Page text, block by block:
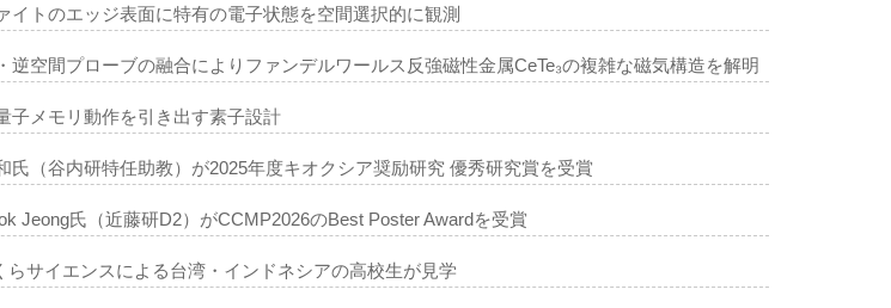
イトのエッジ表面に特有の電子状態を空間選択的に観測
逆空間プローブの融合によりファンデルワールス反強磁性金属CeTe₃の複雑な磁気構造を解明
子メモリ動作を引き出す素子設計
氏（谷内研特任助教）が2025年度キオクシア奨励研究 優秀研究賞を受賞
Jeong氏（近藤研D2）がCCMP2026のBest Poster Awardを受賞
らサイエンスによる台湾・インドネシアの高校生が見学